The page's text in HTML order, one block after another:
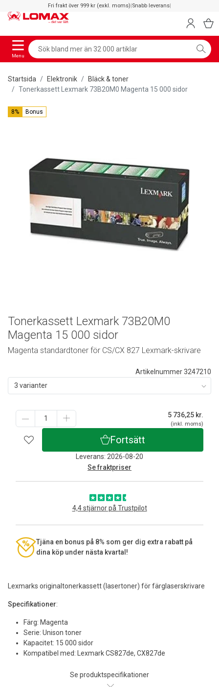
Fri frakt över 999 kr (exkl. moms)|Snabb leverans|
Menu
Startsida Elektronik
Bläck & toner
Tonerkassett Lexmark 73B20M0 Magenta 15 000 sidor
8% Bonus
Lexmarks originaltonerkassett (lasertoner) för färglaserskrivare
Specifikationer:
Färg: Magenta
Serie: Unison toner
Kapacitet: 15 000 sidor
Kompatibel med: Lexmark CS827de, CX827de
Se produktspecifikationer
Artikelnummer 3247210
3 varianter
5 736,25 kr.
(inkl. moms)
Fortsätt
Leverans: 2026-08-20
Se fraktpriser
4,4 stjärnor på Trustpilot
Tjäna en bonus på 8% som ger dig extra rabatt på
dina köp under nästa kvartal!
Tonerkassett Lexmark 73B20M0
Magenta 15 000 sidor
Magenta standardtoner för CS/CX 827 Lexmark-skrivare